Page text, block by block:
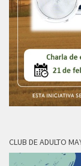
CLUB DE ADULTO